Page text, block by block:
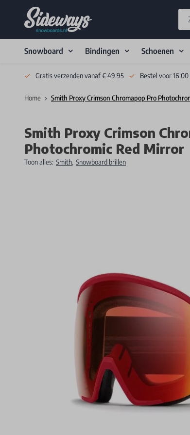
Snowboard Bindingen Schoenen
Gratis verzenden vanaf € 49.95 Bestel voor
Home Smith Proxy Crimson Chromapop Pro
Smith Proxy Crimson
Photochromic Red Mirror
Toon alles: Smith, Snowboard brillen